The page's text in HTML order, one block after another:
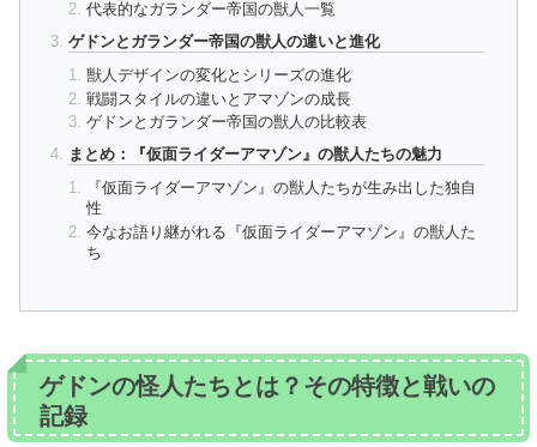
代表的なガランダー帝国の獣人一覧
ゲドンとガランダー帝国の獣人の違いと進化
獣人デザインの変化とシリーズの進化
戦闘スタイルの違いとアマゾンの成長
ゲドンとガランダー帝国の獣人の比較表
まとめ：『仮面ライダーアマゾン』の獣人たちの魅力
『仮面ライダーアマゾン』の獣人たちが生み出した独自
性
今なお語り継がれる『仮面ライダーアマゾン』の獣人た
ち
ゲドンの怪人たちとは？その特徴と戦いの
記録